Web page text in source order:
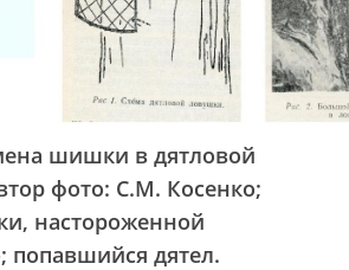
шишки в дятловой
фото: С.М. Косенко;
настороженной
попавшийся дятел.